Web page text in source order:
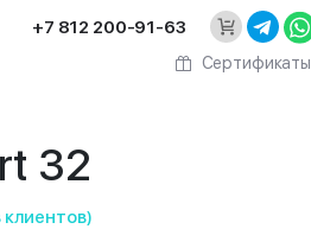
+7 812 200-91-63
Сертификаты
32
клиентов)